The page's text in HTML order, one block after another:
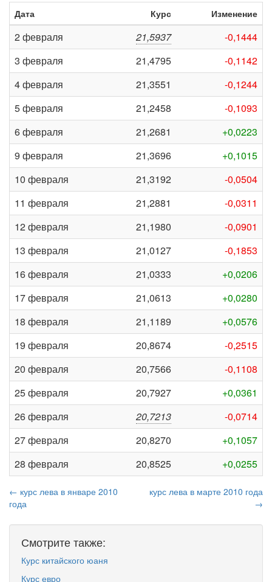
Дата
Курс Изменение
2 февраля 21,5937
-0,1444
3 февраля
21,4795
-0,1142
4 февраля
21,3551
-0,1244
5 февраля
21,2458
-0,1093
6 февраля
21,2681
+0,0223
9 февраля
21,3696
+0,1015
10 февраля
21,3192
-0,0504
11 февраля
21,2881
-0,0311
12 февраля
21,1980
-0,0901
13 февраля
21,0127
-0,1853
16 февраля
21,0333
+0,0206
17 февраля
21,0613
+0,0280
18 февраля
21,1189
+0,0576
19 февраля
20,8674
-0,2515
20 февраля
20,7566
-0,1108
25 февраля
20,7927
+0,0361
26 февраля
20,7213
-0,0714
27 февраля
20,8270
+0,1057
28 февраля
20,8525 +0,0255
← курс лева в январе 2010
года
курс лева в марте 2010 года
→
Смотрите также:
Курс китайского юаня
Курс евро